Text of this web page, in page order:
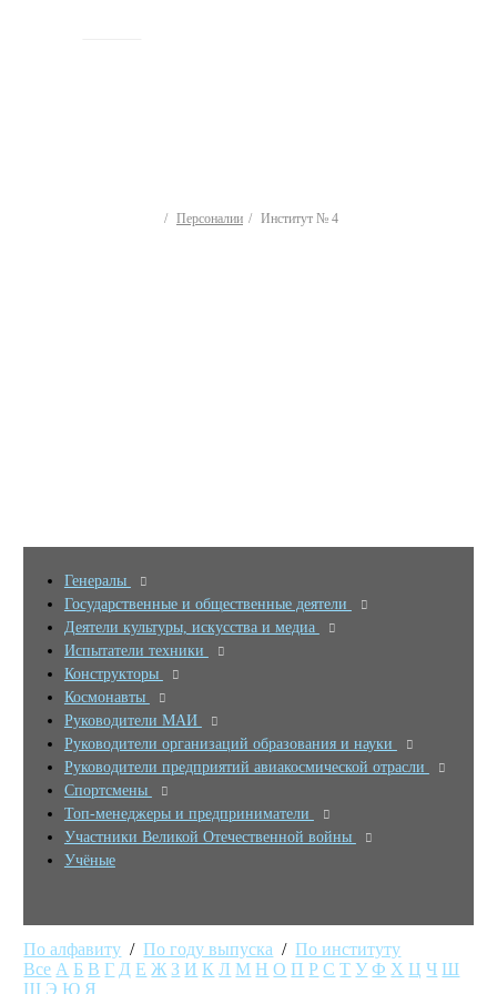
Персоналии Институт № 4
Генералы
Государственные и общественные деятели
Деятели культуры, искусства и медиа
Испытатели техники
Конструкторы
Космонавты
Руководители МАИ
Руководители организаций образования и науки
Руководители предприятий авиакосмической отрасли
Спортсмены
Топ-менеджеры и предприниматели
Участники Великой Отечественной войны
Учёные
По алфавиту /По году выпуска /По институту
Все А Б В Г Д Е Ж З И К Л М Н О П Р С Т У Ф Х Ц Ч Ш
Щ Э Ю Я